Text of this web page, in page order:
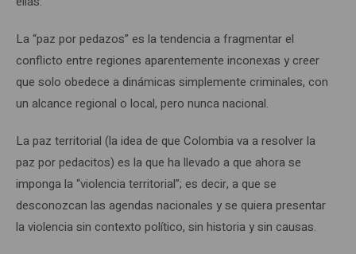
La “paz por pedazos” es la tendencia a fragmentar el
conflicto entre regiones aparentemente inconexas y creer
que solo obedece a dinámicas simplemente criminales, con
un alcance regional o local, pero nunca nacional.
La paz territorial (la idea de que Colombia va a resolver la
paz por pedacitos) es la que ha llevado a que ahora se
imponga la “violencia territorial”; es decir, a que se
desconozcan las agendas nacionales y se quiera presentar
la violencia sin contexto político, sin historia y sin causas.